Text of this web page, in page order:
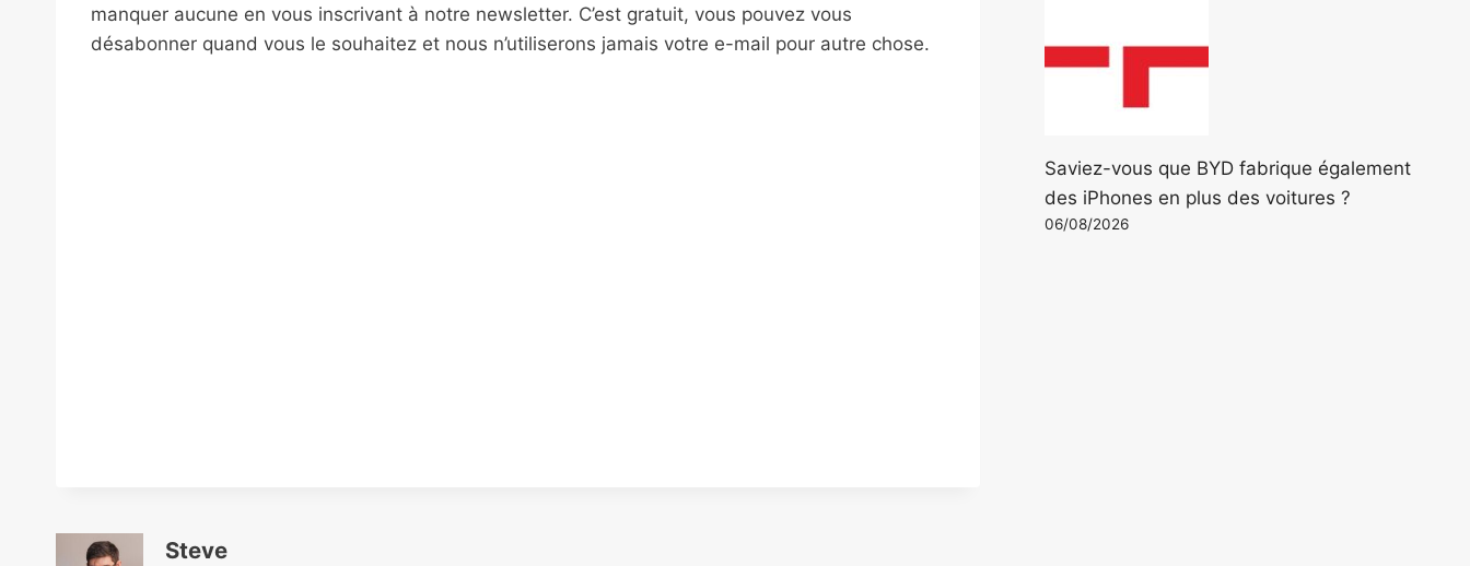
manquer aucune en vous inscrivant à notre newsletter. C’est gratuit, vous pouvez vous
désabonner quand vous le souhaitez et nous n’utiliserons jamais votre e-mail pour autre chose.
Steve
Saviez-vous que BYD fabrique également
des iPhones en plus des voitures ?
06/08/2026